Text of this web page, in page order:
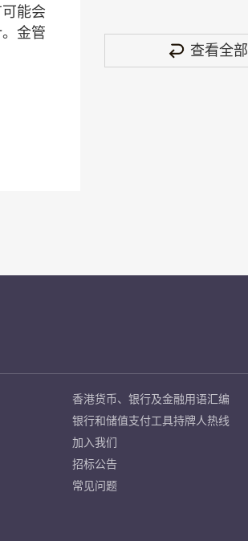
能会
金管
查看全部
香港货币、银行及金融用语汇编
银行和储值支付工具持牌人热线
加入我们
招标公告
常见问题